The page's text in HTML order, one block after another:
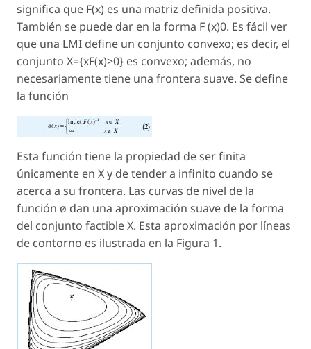
significa que F(x) es una matriz definida positiva.
También se puede dar en la forma F (x)0. Es fácil ver
que una LMI define un conjunto convexo; es decir, el
conjunto X={xF(x)>0} es convexo; además, no
necesariamente tiene una frontera suave. Se define
la función
Esta función tiene la propiedad de ser finita
únicamente en X y de tender a infinito cuando se
acerca a su frontera. Las curvas de nivel de la
función ø dan una aproximación suave de la forma
del conjunto factible X. Esta aproximación por líneas
de contorno es ilustrada en la Figura 1.